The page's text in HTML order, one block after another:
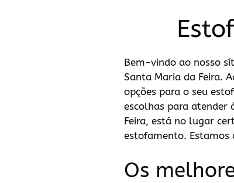
Bem-vindo ao nosso
Santa Maria da Feira.
opções para o seu
escolhas para atender
Feira, está no lugar
estofamento.
Os